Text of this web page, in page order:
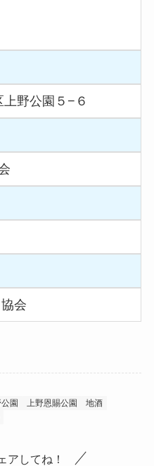
野公園５−６
会
園 上野恩賜公園
地酒
アしてね！